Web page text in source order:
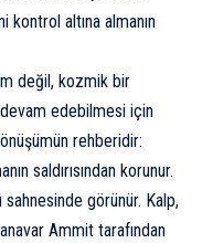
altına almanın
değil, kozmik bir
edebilmesi için
rehberidir:
saldırısından korunur.
sahnesinde görünür. Kalp,
Ammit tarafından